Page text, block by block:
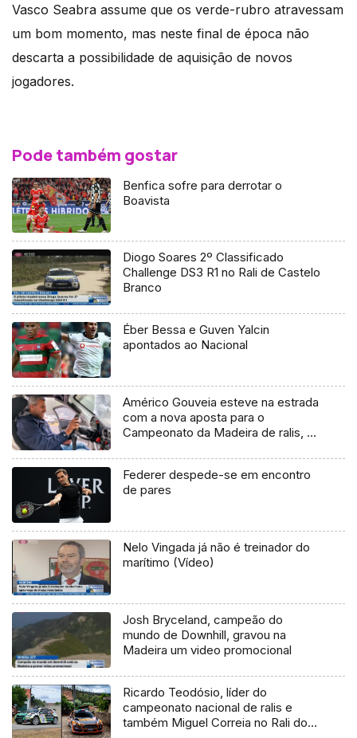
Vasco Seabra assume que os verde-rubro atravessam
um bom momento, mas neste final de época não
descarta a possibilidade de aquisição de novos
jogadores.
Pode também gostar
Benfica sofre para derrotar o
Boavista
Diogo Soares 2º Classificado
Challenge DS3 R1 no Rali de Castelo
Branco
Éber Bessa e Guven Yalcin
apontados ao Nacional
Américo Gouveia esteve na estrada
com a nova aposta para o
Campeonato da Madeira de ralis, o
Federer despede-se em encontro
de pares
Nelo Vingada já não é treinador do
marítimo (Vídeo)
Josh Bryceland, campeão do
mundo de Downhill, gravou na
Madeira um video promocional
Ricardo Teodósio, líder do
campeonato nacional de ralis e
também Miguel Correia no Rali do